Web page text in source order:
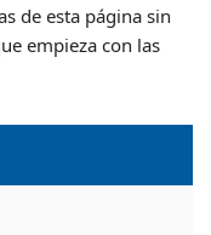
de esta página sin
empieza con las